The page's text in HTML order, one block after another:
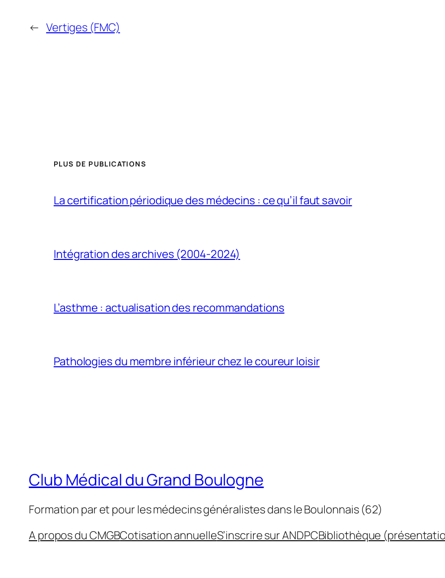
← Vertiges (FMC)
PLUS DE PUBLICATIONS
La certification périodique des médecins : ce qu’il faut savoir
Intégration des archives (2004-2024)
L’asthme : actualisation des recommandations
Pathologies du membre inférieur chez le coureur loisir
Club Médical du Grand Boulogne
Formation par et pour les médecins généralistes dans le Boulonnais (62)
A propos du CMGBCotisation annuelleS’inscrire sur ANDPCBibliothèque